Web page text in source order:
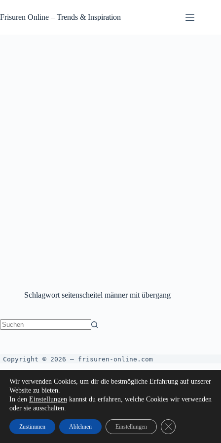
Inhalt
springen
Frisuren Online – Trends & Inspiration
Schlagwortseitenscheitel männer mit übergang
Copyright © 2026 – frisuren-online.com
Wir verwenden Cookies, um dir die bestmögliche Erfahrung auf unserer
Website zu bieten.
In den Einstellungen kannst du erfahren, welche Cookies wir verwenden
oder sie ausschalten.
Zustimmen Ablehnen Einstellungen GDPR Cookie-